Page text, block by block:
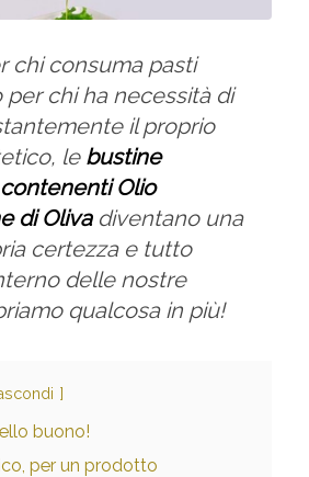
chi consuma pasti
per chi ha necessità di
il proprio
le bustine
Olio
di Olivadiventano una
certezza e tutto
delle nostre
qualcosa in più!
buono!
per un prodotto